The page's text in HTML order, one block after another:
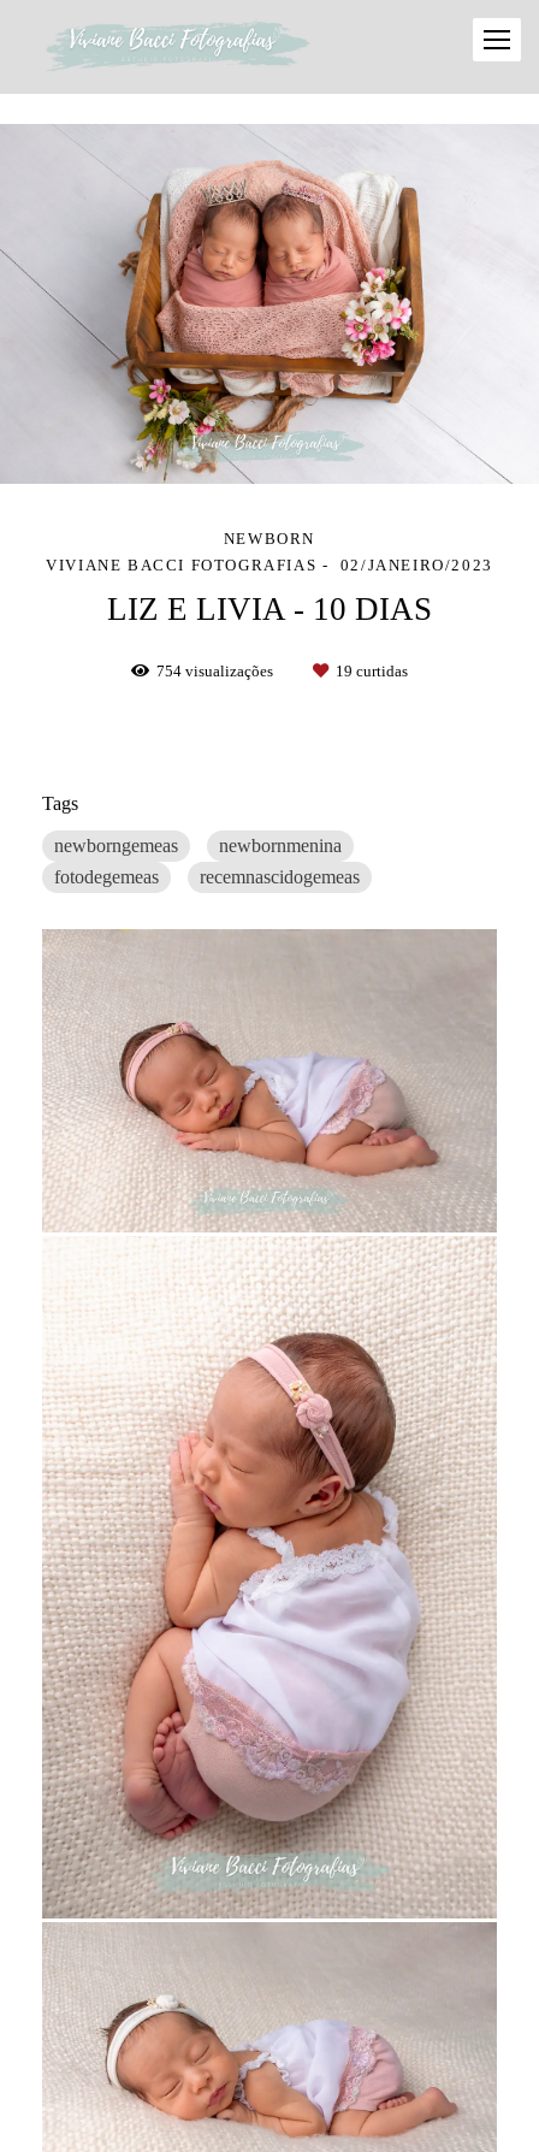
NEWBORN
VIVIANE BACCI FOTOGRAFIAS
02/JANEIRO/2023
LIZ E LIVIA - 10 DIAS
754 visualizações 19 curtidas
Tags
newborngemeas
newbornmenina
fotodegemeas
recemnascidogemeas